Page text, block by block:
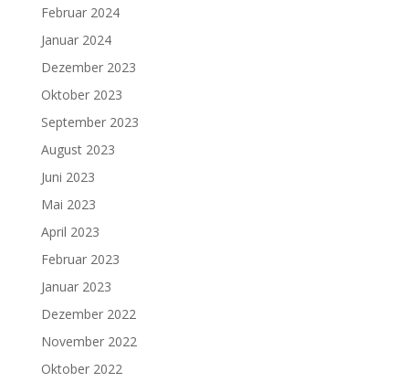
Februar 2024
Januar 2024
Dezember 2023
Oktober 2023
September 2023
August 2023
Juni 2023
Mai 2023
April 2023
Februar 2023
Januar 2023
Dezember 2022
November 2022
Oktober 2022